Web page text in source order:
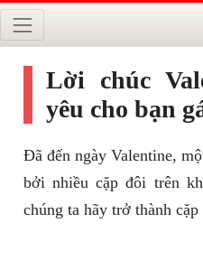
Lời chúc
yêu cho bạn
Đã đến ngày Valentine,
bởi nhiều cặp đôi trên
chúng ta hãy trở thành